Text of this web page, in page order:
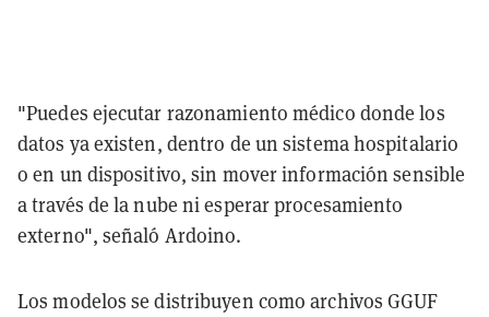
"Puedes ejecutar razonamiento médico donde los
datos ya existen, dentro de un sistema hospitalario
o en un dispositivo, sin mover información sensible
a través de la nube ni esperar procesamiento
externo", señaló Ardoino.
Los modelos se distribuyen como archivos GGUF